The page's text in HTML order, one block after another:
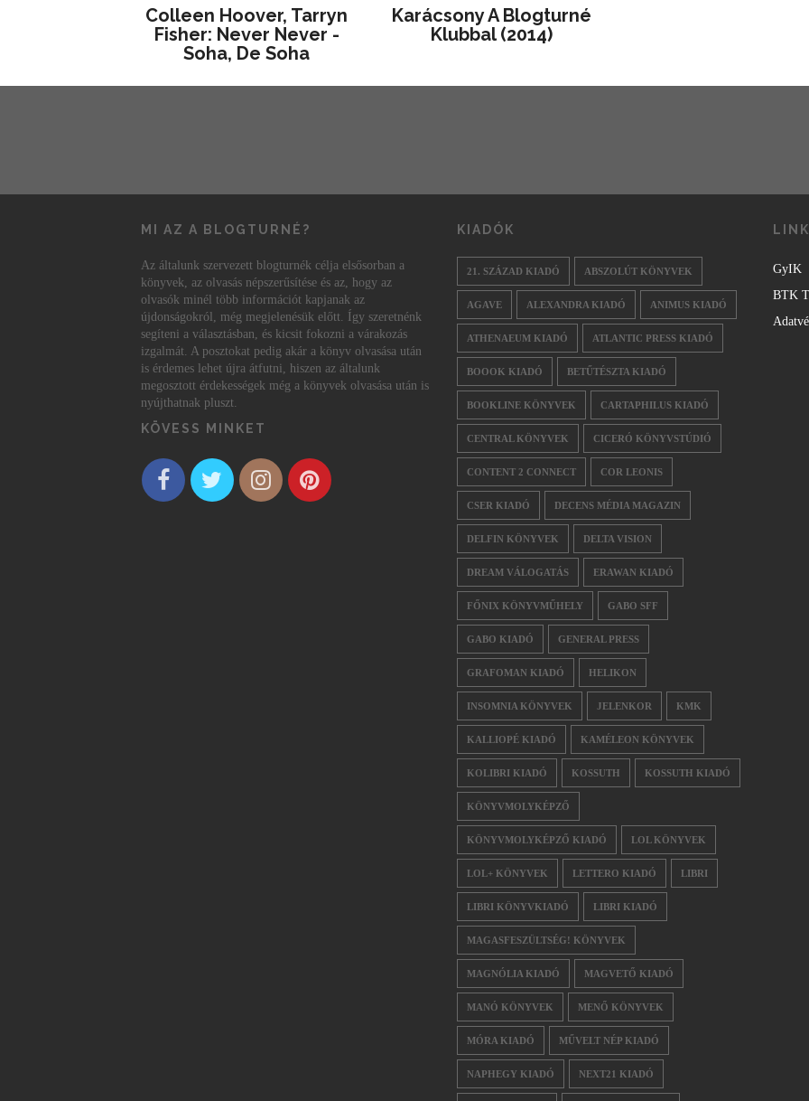
Colleen Hoover, Tarryn
Fisher: Never Never -
Soha, De Soha
Karácsony A Blogturné
Klubbal (2014)
MI AZ A BLOGTURNÉ?
Az általunk szervezett blogturnék célja elsősorban a
könyvek, az olvasás népszerűsítése és az, hogy az
olvasók minél több információt kapjanak az
újdonságokról, még megjelenésük előtt. Így szeretnénk
segíteni a választásban, és kicsit fokozni a várakozás
izgalmát. A posztokat pedig akár a könyv olvasása után
is érdemes lehet újra átfutni, hiszen az általunk
megosztott érdekességek még a könyvek olvasása után is
nyújthatnak pluszt.
KÖVESS MINKET
KIADÓK
21. SZÁZAD KIADÓ ABSZOLÚT KÖNYVEK
AGAVE ALEXANDRA KIADÓ ANIMUS KIADÓ
ATHENAEUM KIADÓ ATLANTIC PRESS KIADÓ
BOOOK KIADÓ BETŰTÉSZTA KIADÓ
BOOKLINE KÖNYVEK CARTAPHILUS KIADÓ
CENTRAL KÖNYVEK CICERÓ KÖNYVSTÚDIÓ
CONTENT 2 CONNECT COR LEONIS
CSER KIADÓ DECENS MÉDIA MAGAZIN
DELFIN KÖNYVEK DELTA VISION
DREAM VÁLOGATÁS ERAWAN KIADÓ
FŐNIX KÖNYVMŰHELY GABO SFF
GABO KIADÓ GENERAL PRESS
GRAFOMAN KIADÓ HELIKON
INSOMNIA KÖNYVEK JELENKOR KMK
KALLIOPÉ KIADÓ KAMÉLEON KÖNYVEK
KOLIBRI KIADÓ KOSSUTH KOSSUTH KIADÓ
KÖNYVMOLYKÉPZŐ
KÖNYVMOLYKÉPZŐ KIADÓ LOL KÖNYVEK
LOL+ KÖNYVEK LETTERO KIADÓ LIBRI
LIBRI KÖNYVKIADÓ LIBRI KIADÓ
MAGASFESZÜLTSÉG! KÖNYVEK
MAGNÓLIA KIADÓ MAGVETŐ KIADÓ
MANÓ KÖNYVEK MENŐ KÖNYVEK
MÓRA KIADÓ MŰVELT NÉP KIADÓ
NAPHEGY KIADÓ NEXT21 KIADÓ
GyIK
BTK